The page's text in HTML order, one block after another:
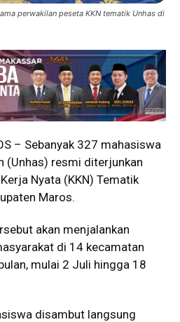
perwakilan peseta KKN tematik Unhas di
– Sebanyak 327 mahasiswa
(Unhas) resmi diterjunkan
Nyata (KKN) Tematik
Maros.
akan menjalankan
di 14 kecamatan
mulai 2 Juli hingga 18
disambut langsung